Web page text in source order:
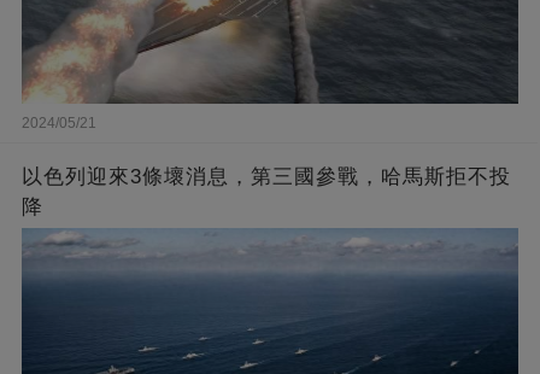
2024/05/21
以色列迎來3條壞消息，第三國參戰，哈馬斯拒不投
降